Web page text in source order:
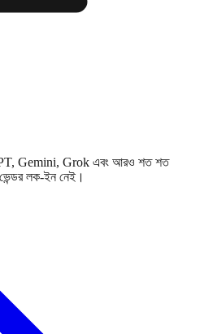
Gemini, Grok এবং আরও শত শত
লক-ইন নেই।